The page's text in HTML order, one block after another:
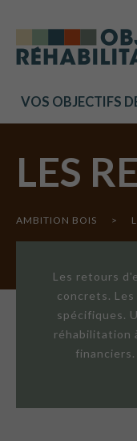
VOS OBJECTIFS
LES
AMBITION BOIS >
Les retours
concrets.
spécifiques.
réhabilitation
ISOLATION